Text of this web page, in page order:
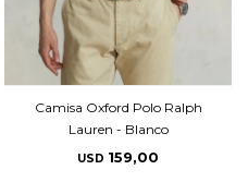
Camisa Oxford Polo Ralph
Lauren - Blanco
USD 159,00